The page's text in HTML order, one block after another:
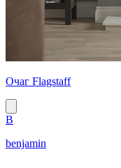
Очаг Flagstaff
B
benjamin